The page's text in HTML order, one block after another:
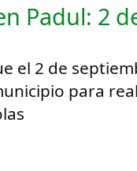
Padul: 2
el 2 de
para